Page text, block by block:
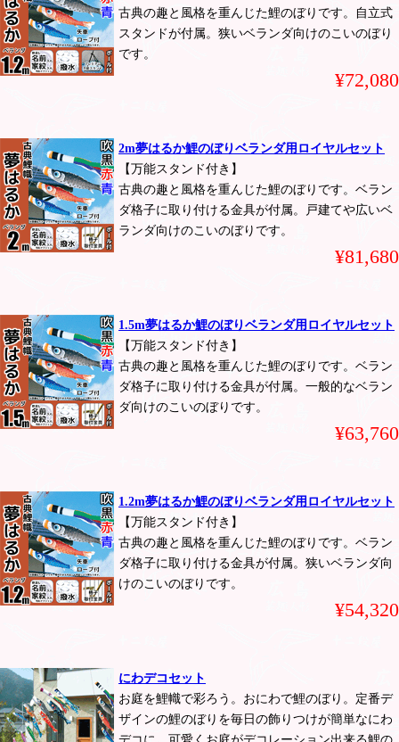
古典の趣と風格を重んじた鯉のぼりです。自立式
スタンドが付属。狭いベランダ向けのこいのぼり
です。
¥72,080
2m夢はるか鯉のぼりベランダ用ロイヤルセット
【万能スタンド付き】
古典の趣と風格を重んじた鯉のぼりです。ベラン
ダ格子に取り付ける金具が付属。戸建てや広いベ
ランダ向けのこいのぼりです。
¥81,680
1.5m夢はるか鯉のぼりベランダ用ロイヤルセット
【万能スタンド付き】
古典の趣と風格を重んじた鯉のぼりです。ベラン
ダ格子に取り付ける金具が付属。一般的なベラン
ダ向けのこいのぼりです。
¥63,760
1.2m夢はるか鯉のぼりベランダ用ロイヤルセット
【万能スタンド付き】
古典の趣と風格を重んじた鯉のぼりです。ベラン
ダ格子に取り付ける金具が付属。狭いベランダ向
けのこいのぼりです。
¥54,320
にわデコセット
お庭を鯉幟で彩ろう。おにわで鯉のぼり。定番デ
ザインの鯉のぼりを毎日の飾りつけが簡単なにわ